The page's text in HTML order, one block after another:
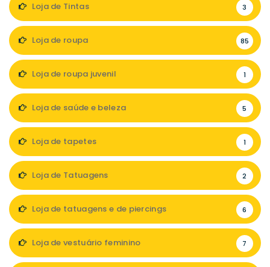
Loja de Tintas 3
Loja de roupa 85
Loja de roupa juvenil 1
Loja de saúde e beleza 5
Loja de tapetes 1
Loja de Tatuagens 2
Loja de tatuagens e de piercings 6
Loja de vestuário feminino 7